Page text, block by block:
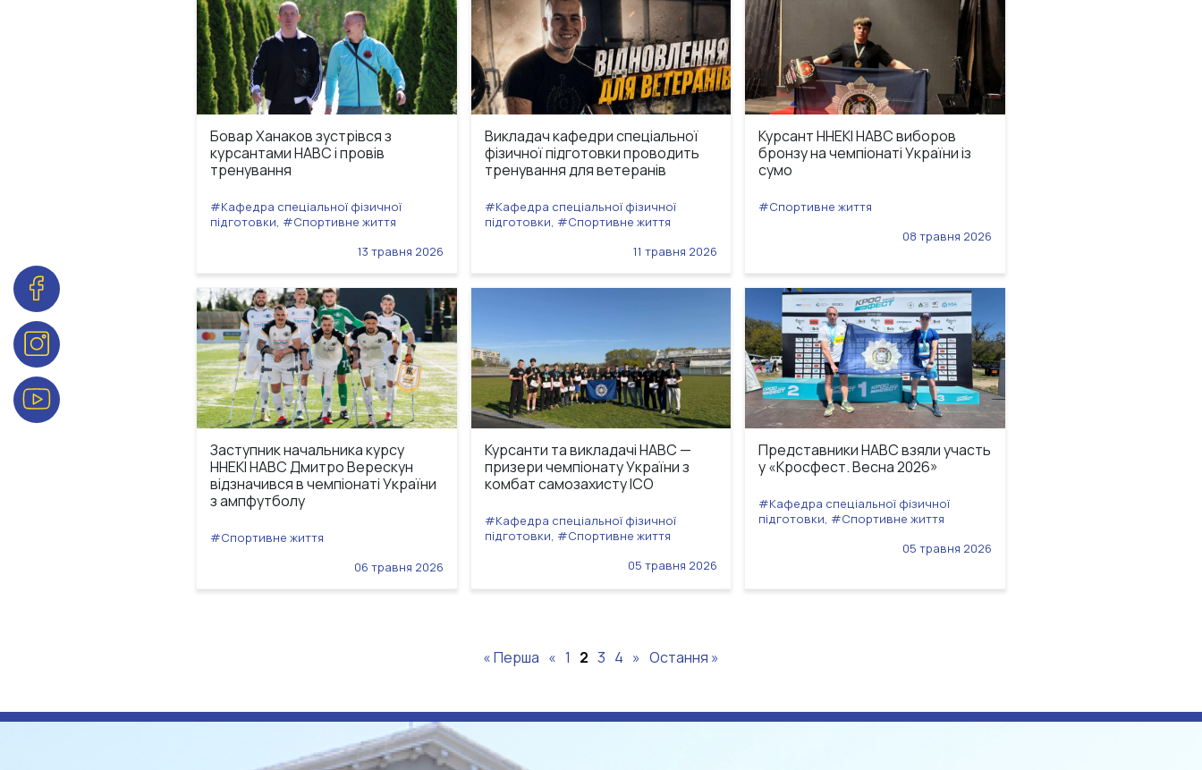
Бовар Ханаков зустрівся з
курсантами НАВС і провів
тренування
#Кафедра спеціальної фізичної
підготовки, #Спортивне життя
13 травня 2026
Викладач кафедри спеціальної
фізичної підготовки проводить
тренування для ветеранів
#Кафедра спеціальної фізичної
підготовки, #Спортивне життя
11 травня 2026
Курсант ННЕКІ НАВС виборов
бронзу на чемпіонаті України із
сумо
#Спортивне життя
08 травня 2026
Заступник начальника курсу
ННЕКІ НАВС Дмитро Верескун
відзначився в чемпіонаті України
з ампфутболу
#Спортивне життя
06 травня 2026
Курсанти та викладачі НАВС —
призери чемпіонату України з
комбат самозахисту ІСО
#Кафедра спеціальної фізичної
підготовки, #Спортивне життя
05 травня 2026
Представники НАВС взяли участь
у «Кросфест. Весна 2026»
#Кафедра спеціальної фізичної
підготовки, #Спортивне життя
05 травня 2026
« Перша « 1 2 3 4 » Остання »